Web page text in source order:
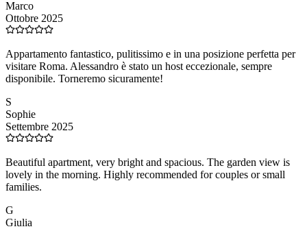
Marco
Ottobre 2025
Appartamento fantastico, pulitissimo e in una posizione perfetta per
visitare Roma. Alessandro è stato un host eccezionale, sempre
disponibile. Torneremo sicuramente!
S
Sophie
Settembre 2025
Beautiful apartment, very bright and spacious. The garden view is
lovely in the morning. Highly recommended for couples or small
families.
G
Giulia